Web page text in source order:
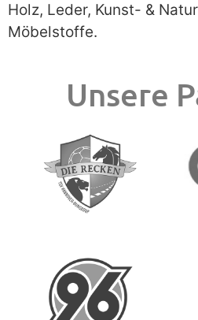
Holz, Leder, Kunst- &
Möbelstoffe.
Unsere